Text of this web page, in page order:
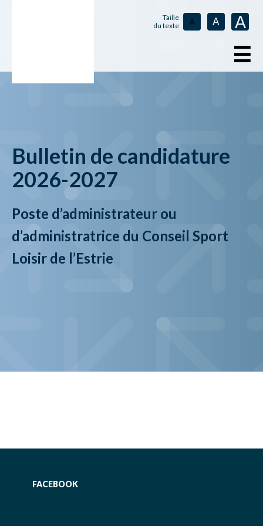
Taille
du texte
A A A
☰
Bulletin de candidature
2026-2027
Poste d’administrateur ou
d’administratrice du Conseil Sport
Loisir de l’Estrie
FACEBOOK